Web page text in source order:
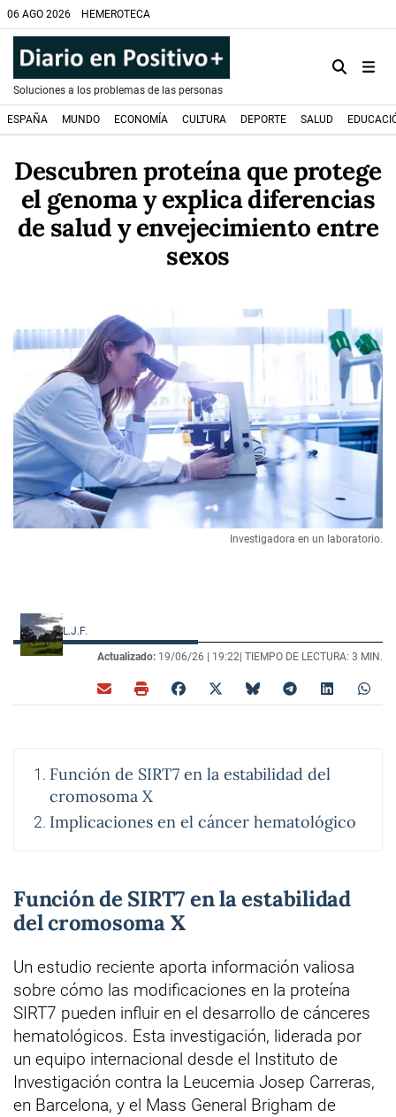
06 AGO 2026 HEMEROTECA
Soluciones a los problemas de las personas
ESPAÑA MUNDO ECONOMÍA CULTURA DEPORTE SALUD
Descubren proteína que protege
el genoma y explica diferencias
de salud y envejecimiento entre
sexos
Investigadora en un laboratorio.
L.J.F.
Actualizado: 19/06/26 | 19:22 | TIEMPO DE LECTURA: 3 MIN.
Función de SIRT7 en la estabilidad del
cromosoma X
Implicaciones en el cáncer hematológico
Función de SIRT7 en la estabilidad
del cromosoma X
Un estudio reciente aporta información valiosa
sobre cómo las modificaciones en la proteína
SIRT7 pueden influir en el desarrollo de cánceres
hematológicos. Esta investigación, liderada por
un equipo internacional desde el Instituto de
Investigación contra la Leucemia Josep Carreras,
en Barcelona, y el Mass General Brigham de